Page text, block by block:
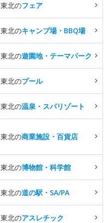
東北のフェア
東北のキャンプ場・BBQ場
東北の遊園地・テーマパーク
東北のプール
東北の温泉・スパリゾート
東北の商業施設・百貨店
東北の博物館・科学館
東北の道の駅・SA/PA
東北のアスレチック